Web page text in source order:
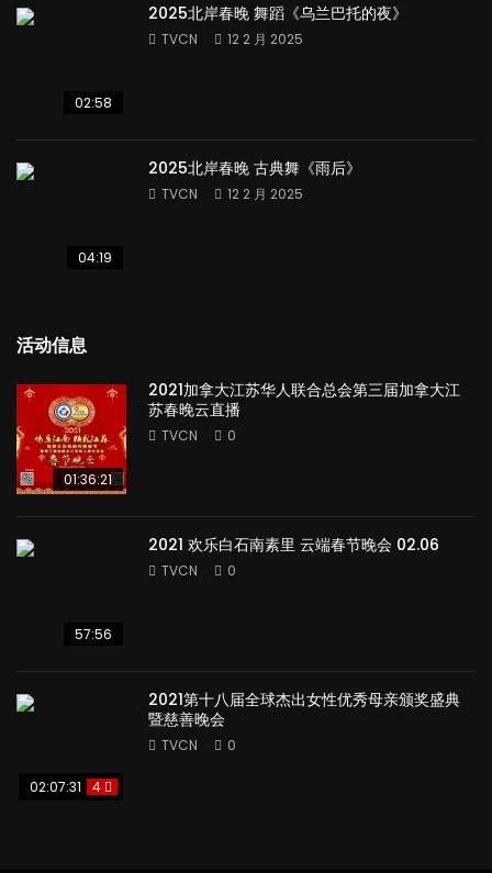
02:58
2025北岸春晚 舞蹈《乌兰巴托的夜》
TVCN 12 2 月 2025
04:19
2025北岸春晚 古典舞《雨后》
TVCN 12 2 月 2025
活动信息
01:36:21
2021加拿大江苏华人联合总会第三届加拿大江
苏春晚云直播
TVCN 0
57:56
2021 欢乐白石南素里 云端春节晚会 02.06
TVCN 0
02:07:31 4
2021第十八届全球杰出女性优秀母亲颁奖盛典
暨慈善晚会
TVCN 0